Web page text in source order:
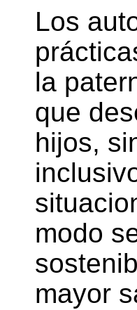
Los
la
que
hijos,
modo
mayor